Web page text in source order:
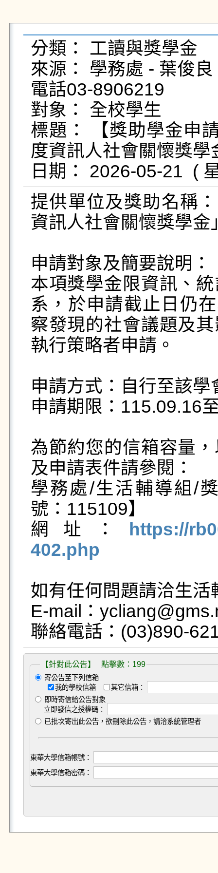
分類： 工讀與獎學金
來源： 學務處 - 葉俊
電話03-8906219
對象： 全校學生
標題： 【獎助學金申
度資訊人社會關懷獎學
提供單位及獎助名稱
資訊人社會關懷獎學金
申請對象及簡要說明：
本項獎學金限資訊、
系，於申請截止日仍
察發現的社會議題及
執行策略者申請。
申請方式：自行至該
申請期限：115.09.16
為節約您的信箱容量
及申請表件請參閱：
學務處/生活輔導組/
號：115109】
網址：
https://
402.php
如有任何問題請洽生
E-mail：
【針對此公告】 點擊數：199
寄公告至下列信箱
我的學校信箱
其它信箱：
即時寄信給公告對象
立即發信之授權碼：
已批次寄出此公告，欲刪除此公告，請洽系統管理者
東華大學信箱帳號：
東華大學信箱密碼：